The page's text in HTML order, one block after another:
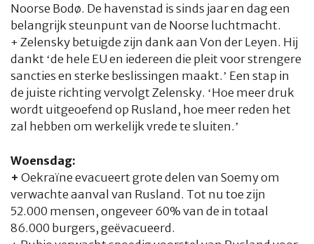
Noorse Bodø. De havenstad is sinds jaar en dag een
belangrijk steunpunt van de Noorse luchtmacht.
+ Zelensky betuigde zijn dank aan Von der Leyen. Hij
dankt ‘de hele EU en iedereen die pleit voor strengere
sancties en sterke beslissingen maakt.’ Een stap in
de juiste richting vervolgt Zelensky. ‘Hoe meer druk
wordt uitgeoefend op Rusland, hoe meer reden het
zal hebben om werkelijk vrede te sluiten.’
Woensdag:
+ Oekraïne evacueert grote delen van Soemy om
verwachte aanval van Rusland. Tot nu toe zijn
52.000 mensen, ongeveer 60% van de in totaal
86.000 burgers, geëvacueerd.